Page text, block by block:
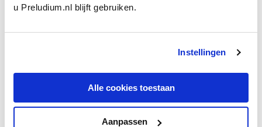
u Preludium.nl blijft gebruiken.
Instellingen
Alle cookies toestaan
Aanpassen